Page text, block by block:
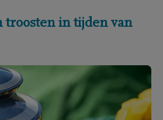
troosten in tijden van